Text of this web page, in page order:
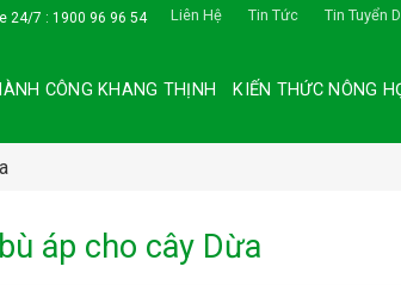
24/7 : 1900 96 96 54 Liên Hệ Tin Tức Tin Tuyển
CÔNG KHANG THỊNH KIẾN THỨC NÔNG
áp cho cây Dừa